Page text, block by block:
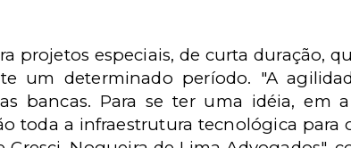
projetos especiais, de curta duração,
um determinado período. "A
bancas. Para se ter uma idéia, em
toda a infraestrutura tecnológica para